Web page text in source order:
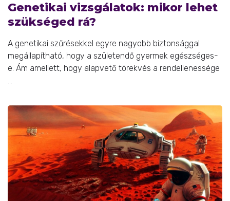
Genetikai vizsgálatok: mikor lehet
szükséged rá?
A genetikai szűrésekkel egyre nagyobb biztonsággal
megállapítható, hogy a születendő gyermek egészséges-
e. Ám amellett, hogy alapvető törekvés a rendellenessége
...